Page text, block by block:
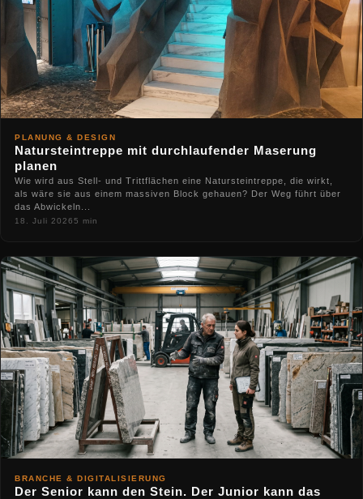
PLANUNG & DESIGN
Natursteintreppe mit durchlaufender Maserung
planen
Wie wird aus Stell- und Trittflächen eine Natursteintreppe, die wirkt,
als wäre sie aus einem massiven Block gehauen? Der Weg führt über
das Abwickeln...
18. Juli 20265 min
BRANCHE & DIGITALISIERUNG
Der Senior kann den Stein. Der Junior kann das